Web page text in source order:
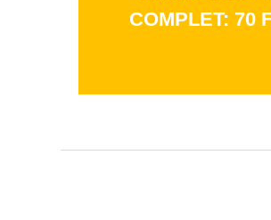
COMPLET: 70